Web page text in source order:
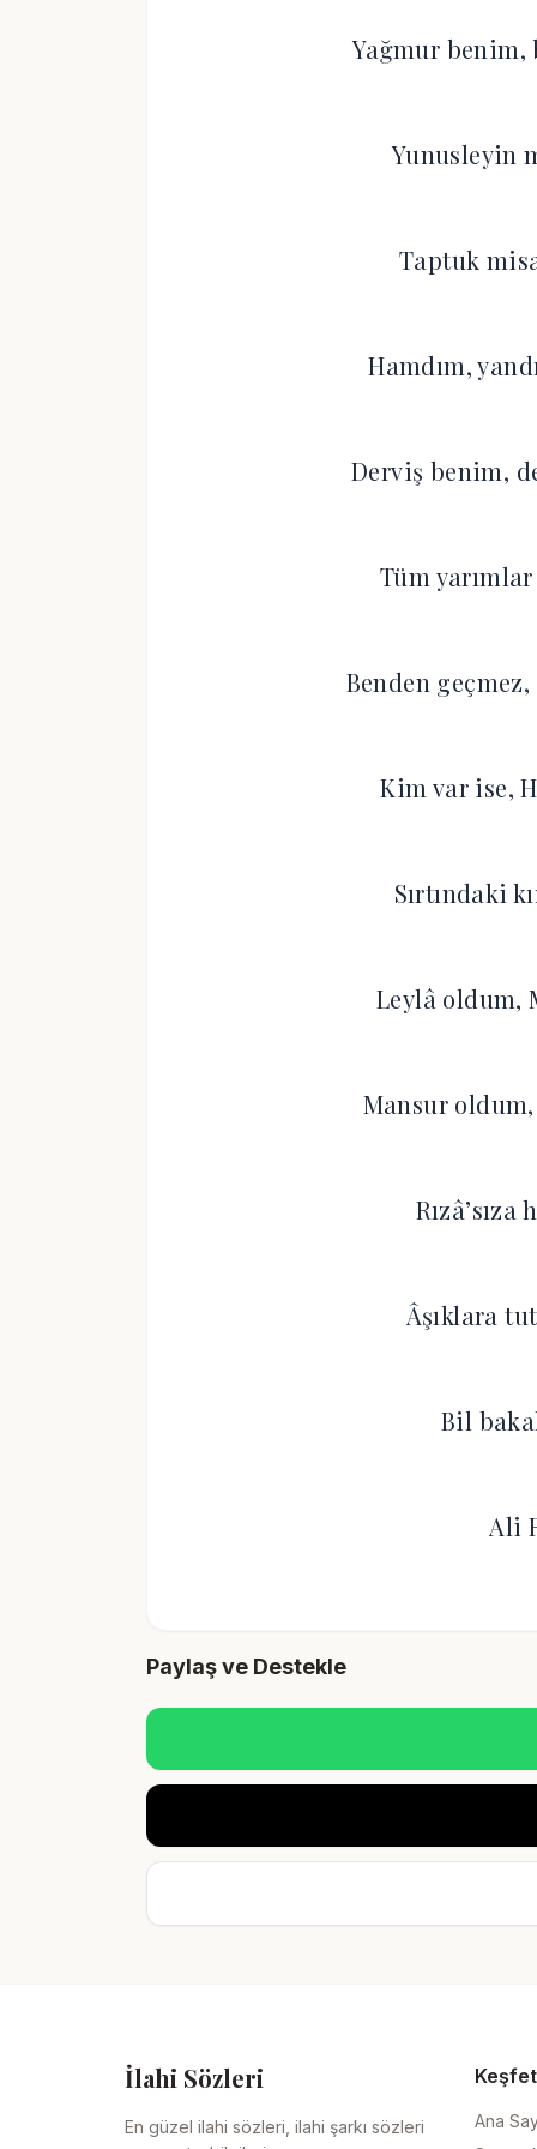
Yağmur
Yunusleyin
Taptuk
Hamdım,
Derviş benim,
Tüm
Benden
Kim var ise,
Sırtındaki
Leylâ oldum,
Mansur oldum,
Âşıklara
Bil
Ali
Paylaş ve Destekle
İlahi Sözleri
En güzel ilahi sözleri, ilahi şarkı sözleri
Keşfet
Ana